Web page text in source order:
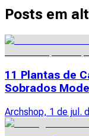
Posts em
11 Plantas de
Sobrados
Archshop, 1 de jul.